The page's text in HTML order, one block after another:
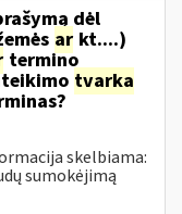
dėl
ar kt....)
termino
tvarka
skelbiama:
sumokėjimą